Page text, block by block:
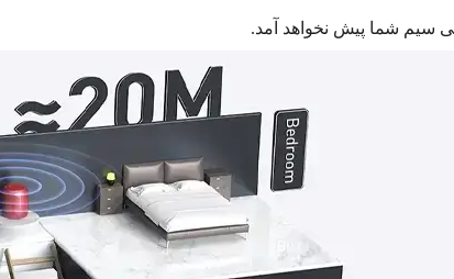
سیم شما پیش نخواهد آمد.